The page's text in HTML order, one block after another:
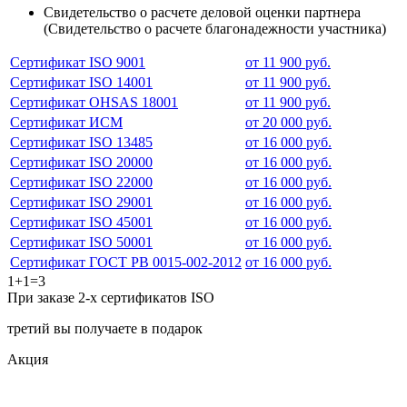
Свидетельство о расчете деловой оценки партнера
(Свидетельство о расчете благонадежности участника)
Сертификат ISO 9001
от 11 900 руб.
Сертификат ISO 14001
от 11 900 руб.
Сертификат OHSAS 18001
от 11 900 руб.
Сертификат ИСМ
от 20 000 руб.
Сертификат ISO 13485
от 16 000 руб.
Сертификат ISO 20000
от 16 000 руб.
Сертификат ISO 22000
от 16 000 руб.
Сертификат ISO 29001
от 16 000 руб.
Сертификат ISO 45001
от 16 000 руб.
Сертификат ISO 50001
от 16 000 руб.
Сертификат ГОСТ РВ 0015-002-2012 от 16 000 руб.
1+1=3
При заказе 2-х сертификатов ISO
третий вы получаете в подарок
Акция